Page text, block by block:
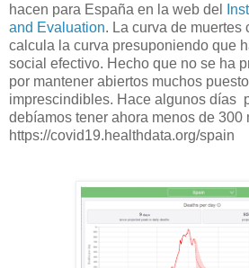
hacen para España en la web del
and Evaluation. La curva de muertes
calcula la curva presuponiendo que
social efectivo. Hecho que no se ha
por mantener abiertos muchos
imprescindibles. Hace algunos días
debíamos tener ahora menos de 300
https://covid19.healthdata.org/spain